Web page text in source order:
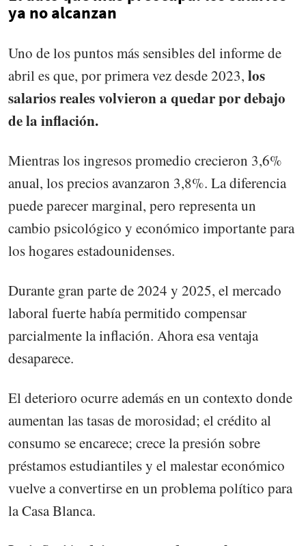
ya no alcanzan
Uno de los puntos más sensibles del informe de
abril es que, por primera vez desde 2023, los
salarios reales volvieron a quedar por debajo
de la inflación.
Mientras los ingresos promedio crecieron 3,6%
anual, los precios avanzaron 3,8%. La diferencia
puede parecer marginal, pero representa un
cambio psicológico y económico importante para
los hogares estadounidenses.
Durante gran parte de 2024 y 2025, el mercado
laboral fuerte había permitido compensar
parcialmente la inflación. Ahora esa ventaja
desaparece.
El deterioro ocurre además en un contexto donde
aumentan las tasas de morosidad; el crédito al
consumo se encarece; crece la presión sobre
préstamos estudiantiles y el malestar económico
vuelve a convertirse en un problema político para
la Casa Blanca.